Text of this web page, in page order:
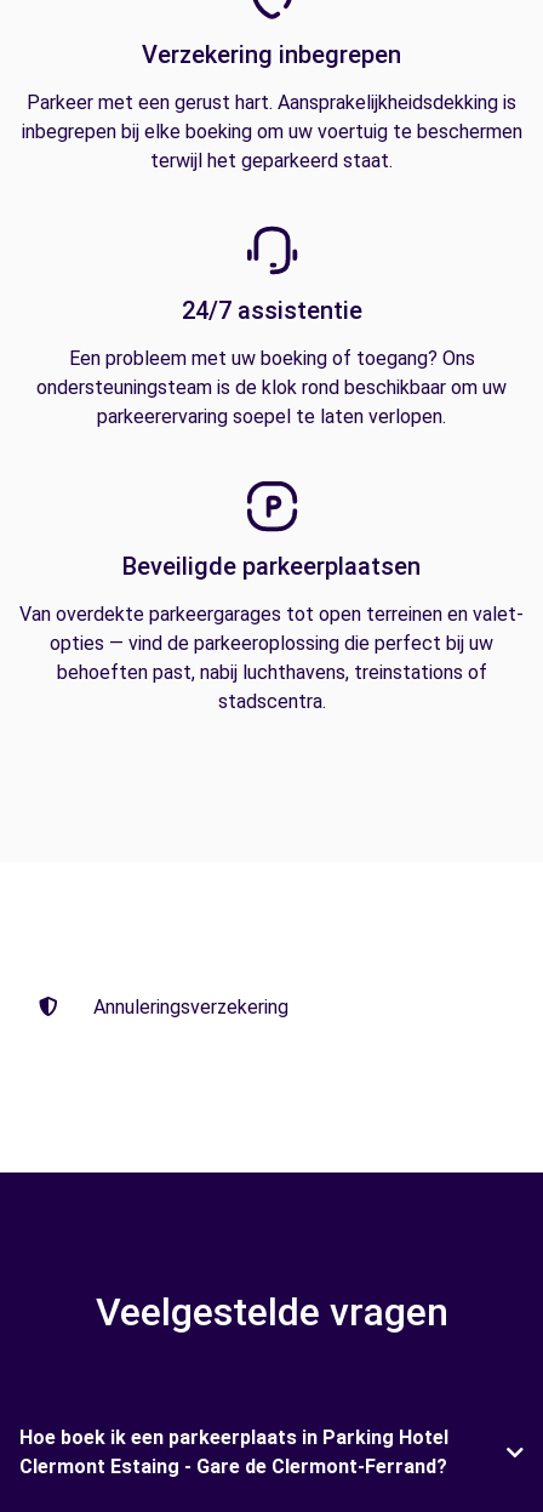
Verzekering inbegrepen
Parkeer met een gerust hart. Aansprakelijkheidsdekking is
inbegrepen bij elke boeking om uw voertuig te beschermen
terwijl het geparkeerd staat.
24/7 assistentie
Een probleem met uw boeking of toegang? Ons
ondersteuningsteam is de klok rond beschikbaar om uw
parkeerervaring soepel te laten verlopen.
Beveiligde parkeerplaatsen
Van overdekte parkeergarages tot open terreinen en valet-
opties — vind de parkeeroplossing die perfect bij uw
behoeften past, nabij luchthavens, treinstations of
stadscentra.
Annuleringsverzekering
Veelgestelde vragen
Hoe boek ik een parkeerplaats in Parking Hotel
Clermont Estaing - Gare de Clermont-Ferrand?